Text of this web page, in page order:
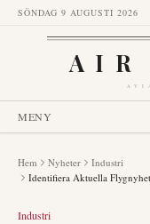
SÖNDAG 9 AUGUSTI 2026
AIR
MENY
Hem Nyheter
Industri
Identifiera Aktuella
Industri